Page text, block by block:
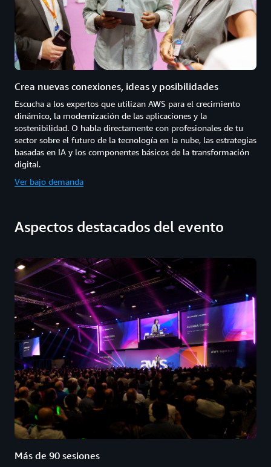
Crea nuevas conexiones, ideas y posibilidades
Escucha a los expertos que utilizan AWS para el crecimiento
dinámico, la modernización de las aplicaciones y la
sostenibilidad. O habla directamente con profesionales de tu
sector sobre el futuro de la tecnología en la nube, las estrategias
basadas en IA y los componentes básicos de la transformación
digital.
Ver bajo demanda
Aspectos destacados del evento
Más de 90 sesiones